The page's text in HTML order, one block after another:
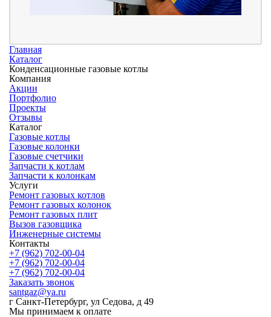
Главная
Каталог
Конденсационные газовые котлы
Компания
Акции
Портфолио
Проекты
Отзывы
Каталог
Газовые котлы
Газовые колонки
Газовые счетчики
Запчасти к котлам
Запчасти к колонкам
Услуги
Ремонт газовых котлов
Ремонт газовых колонок
Ремонт газовых плит
Вызов газовщика
Инженерные системы
Контакты
+7 (962) 702-00-04
+7 (962) 702-00-04
+7 (962) 702-00-04
Заказать звонок
santgaz@ya.ru
г Санкт-Петербург, ул Седова, д 49
Мы принимаем к оплате